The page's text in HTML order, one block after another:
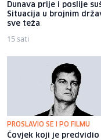
Dunava prije i poslije
Situacija u brojnim
sve teža
15 sati
PROSLAVIO SE I PO FILMU
Čovjek koji je predvidio